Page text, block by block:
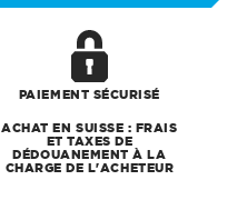
PAIEMENT SÉCURISÉ
ACHAT EN SUISSE : FRAIS
ET TAXES DE
DÉDOUANEMENT À LA
CHARGE DE L'ACHETEUR